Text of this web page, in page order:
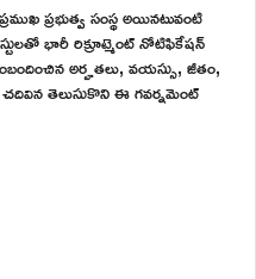
ప్రభుత్వ సంస్థ అయినటువంటి
భారీ రిక్రూట్మెంట్ నోటిఫికేషన్
అర్హతలు, వయస్సు, జీతం,
చదివిన తెలుసుకొని ఈ గవర్నమెంట్